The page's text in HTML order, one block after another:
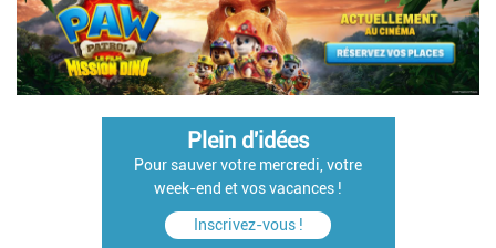
Plein d'idées
Pour sauver votre mercredi, votre
week-end et vos vacances !
Inscrivez-vous !